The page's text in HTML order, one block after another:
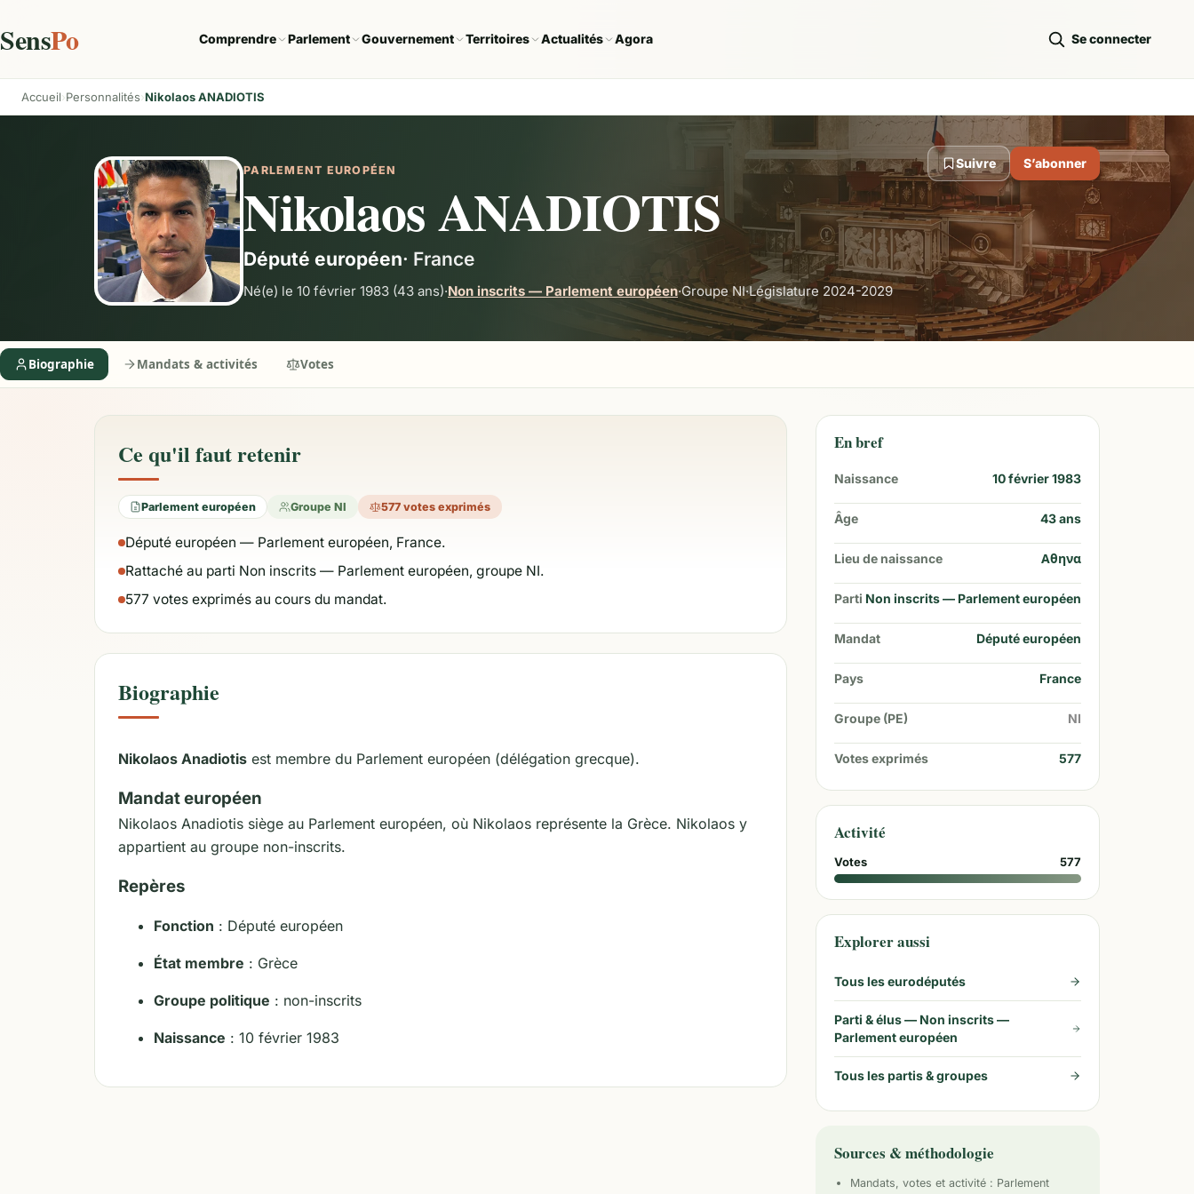
SensPo Comprendre Parlement Gouvernement Territoires Actualités Agora Se connecter
Accueil Personnalités Nikolaos ANADIOTIS
PARLEMENT EUROPÉEN
Nikolaos ANADIOTIS
Député européen· France
Né(e) le 10 février 1983 (43 ans)·Non inscrits — Parlement européen·GroupeNI·Législature 2024-2029
Suivre S’abonner
Biographie Mandats & activités Votes
Ce qu'il faut retenir
Parlement européen Groupe NI 577 votes exprimés
Député européen — Parlement européen, France.
Rattaché au parti Non inscrits — Parlement européen, groupe NI.
577 votes exprimés au cours du mandat.
Biographie
Nikolaos Anadiotis est membre du Parlement européen (délégation grecque).
Mandat européen
Nikolaos Anadiotis siège au Parlement européen, où Nikolaos représente la Grèce. Nikolaos y
appartient au groupe non-inscrits.
Repères
Fonction : Député européen
État membre : Grèce
Groupe politique : non-inscrits
Naissance : 10 février 1983
En bref
Naissance 10 février 1983
Âge 43ans
Lieu de naissance Αθηνα
Parti Non inscrits — Parlement européen
Mandat Député européen
Pays France
Groupe (PE) NI
Votes exprimés 577
Activité
Votes 577
Explorer aussi
Tous les eurodéputés
Parti & élus — Non inscrits —
Parlement européen
Tous les partis & groupes
Sources & méthodologie
Mandats, votes et activité : Parlement